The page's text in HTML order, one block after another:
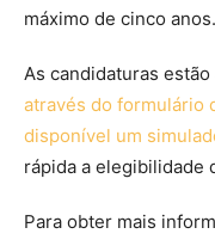
máximo de cinco anos.
As candidaturas
através do formulário
disponível um
rápida a elegibilidade
Para obter mais